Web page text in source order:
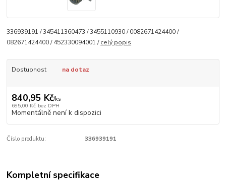
336939191 / 345411360473 / 3455110930 / 0082671424400 /
082671424400 / 452330094001 /celý popis
Dostupnost na dotaz
840,95 Kč/ks
695,00 Kč bez DPH
Momentálně není k dispozici
Číslo produktu: 336939191
Kompletní specifikace